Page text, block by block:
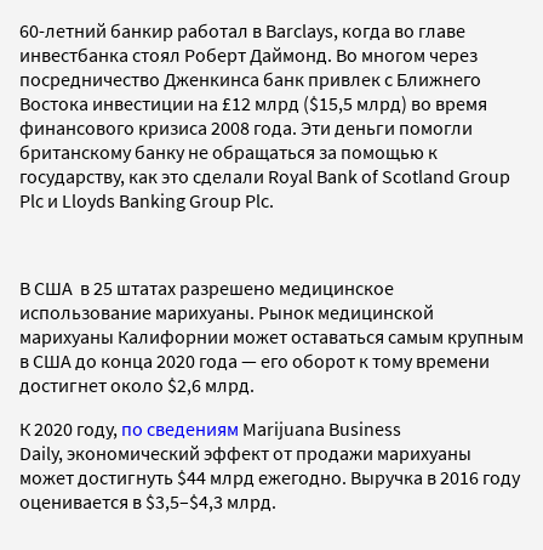
60-летний банкир работал в Barclays, когда во главе
инвестбанка стоял Роберт Даймонд. Во многом через
посредничество Дженкинса банк привлек с Ближнего
Востока инвестиции на £12 млрд ($15,5 млрд) во время
финансового кризиса 2008 года. Эти деньги помогли
британскому банку не обращаться за помощью к
государству, как это сделали Royal Bank of Scotland Group
Plc и Lloyds Banking Group Plc.
В США в 25 штатах разрешено медицинское
использование марихуаны. Рынок медицинской
марихуаны Калифорнии может оставаться самым крупным
в США до конца 2020 года — его оборот к тому времени
достигнет около $2,6 млрд.
К 2020 году, по сведениям Marijuana Business
Daily, экономический эффект от продажи марихуаны
может достигнуть $44 млрд ежегодно. Выручка в 2016 году
оценивается в $3,5–$4,3 млрд.